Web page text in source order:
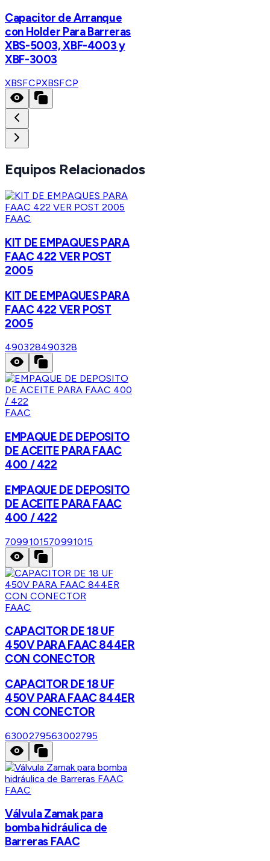
Capacitor de Arranque
con Holder Para Barreras
XBS-5003, XBF-4003 y
XBF-3003
XBSFCPXBSFCP
Equipos Relacionados
FAAC
KIT DE EMPAQUES PARA
FAAC 422 VER POST
2005
KIT DE EMPAQUES PARA
FAAC 422 VER POST
2005
490328490328
FAAC
EMPAQUE DE DEPOSITO
DE ACEITE PARA FAAC
400 / 422
EMPAQUE DE DEPOSITO
DE ACEITE PARA FAAC
400 / 422
7099101570991015
FAAC
CAPACITOR DE 18 UF
450V PARA FAAC 844ER
CON CONECTOR
CAPACITOR DE 18 UF
450V PARA FAAC 844ER
CON CONECTOR
6300279563002795
FAAC
Válvula Zamak para
bomba hidráulica de
Barreras FAAC